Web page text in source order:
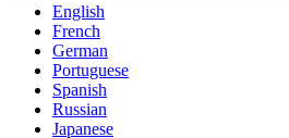
English
French
German
Portuguese
Spanish
Russian
Japanese